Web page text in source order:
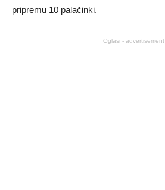
pripremu 10 palačinki.
Oglasi - advertisement